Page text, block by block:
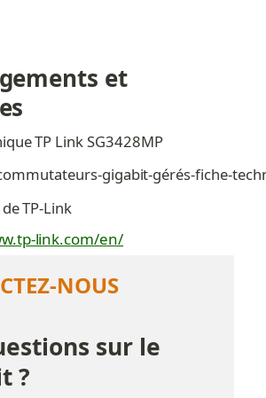
et
TP Link SG3428MP
gigabit-gérés-fiche-
TP-Link
link.com/en/
NOUS
sur le
?